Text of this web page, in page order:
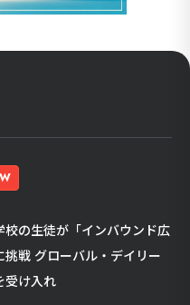
校の生徒が「インバウンド広
挑戦 グローバル・デイリー
受け入れ